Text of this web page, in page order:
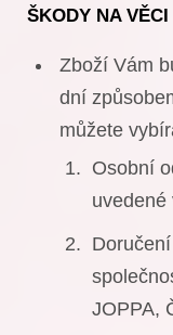
ŠKODY NA VĚCI
Zboží Vám
dní
můžete
Osobní
uvedené
JOPPA,